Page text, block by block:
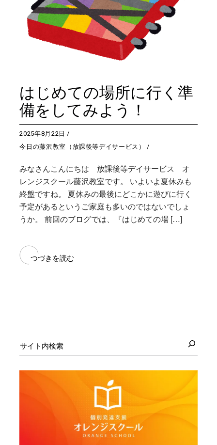
はじめての場所に行く準
備をしてみよう！
2025年8月22日
今日の藤沢教室（放課後等デイサービス）
みなさんこんにちは 放課後等デイサービス オ
レンジスクール藤沢教室です。 いよいよ夏休みも
終盤ですね。 夏休みの最後にどこかに遊びに行く
予定があるというご家庭も多いのではないでしょ
うか。 前回のブログでは、『はじめての場 […]
つづきを読む
索